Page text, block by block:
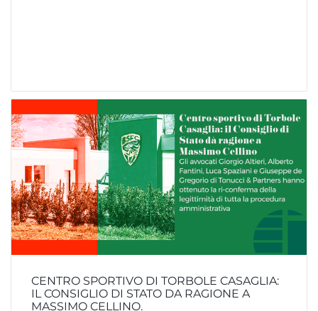
CENTRO SPORTIVO DI TORBOLE CASAGLIA:
IL CONSIGLIO DI STATO DA RAGIONE A
MASSIMO CELLINO.